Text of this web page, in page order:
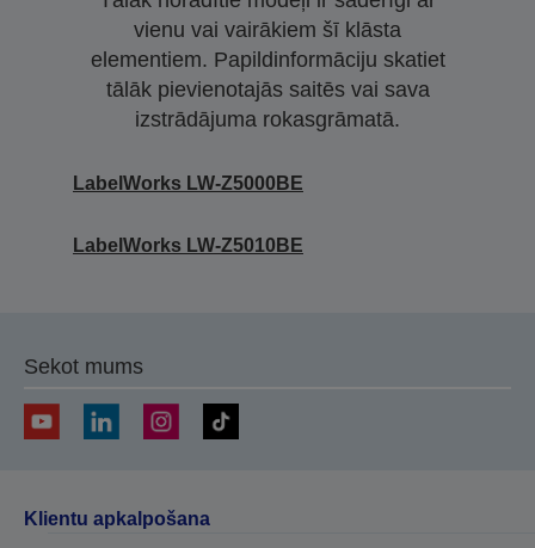
vienu vai vairākiem šī klāsta
elementiem. Papildinformāciju skatiet
tālāk pievienotajās saitēs vai sava
izstrādājuma rokasgrāmatā.
LabelWorks LW-Z5000BE
LabelWorks LW-Z5010BE
Sekot mums
Klientu apkalpošana